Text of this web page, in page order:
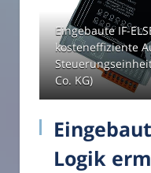
Eingebaute IF-
kosteneffiziente
Co. KG)
Logik